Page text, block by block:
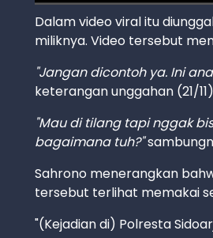
Dalam video viral itu
miliknya. Video tersebut
"Jangan dicontoh ya. Ini
keterangan unggahan (21/
"Mau di tilang tapi nggak
bagaimana tuh?"
Sahrono menerangkan
tersebut terlihat memakai
"(Kejadian di) Polresta